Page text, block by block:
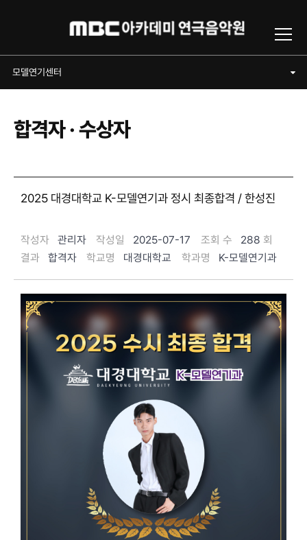
모델연기센터
합격자 · 수상자
2025 대경대학교 K-모델연기과 정시 최종합격 / 한성진
작성자 관리자 작성일 2025-07-17 조회 수 288 회
결과
합격자 학교명 대경대학교 학과명 K-모델연기과